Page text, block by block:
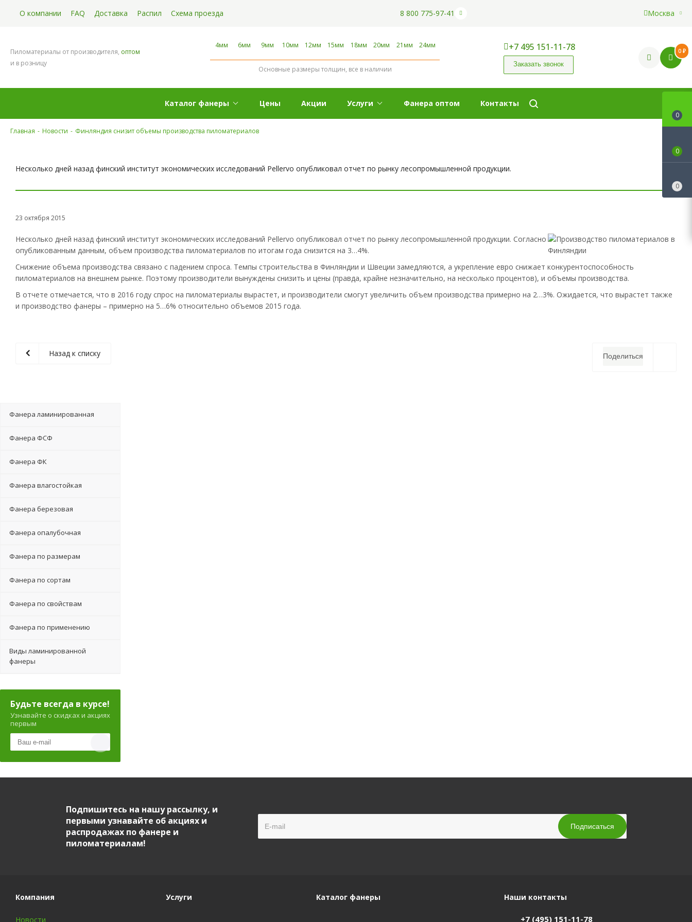
О компании FAQ Доставка Распил Схема проезда 8 800 775-97-41 Москва
Пиломатериалы от производителя, оптом
и в розницу
4мм 6мм 9мм 10мм 12мм 15мм 18мм 20мм 21мм 24мм
Основные размеры толщин, все в наличии
+7 495 151-11-78
Заказать звонок
0 ₽
Каталог фанеры Цены Акции Услуги Фанера оптом Контакты
Главная - Новости - Финляндия снизит объемы производства пиломатериалов
Несколько дней назад финский институт экономических исследований Pellervo опубликовал отчет по рынку лесопромышленной продукции.
23 октября 2015
Несколько дней назад финский институт экономических исследований Pellervo опубликовал отчет по рынку лесопромышленной продукции. Согласно
опубликованным данным, объем производства пиломатериалов по итогам года снизится на 3…4%.
Снижение объема производства связано с падением спроса. Темпы строительства в Финляндии и Швеции замедляются, а укрепление евро снижает конкурентоспособность
пиломатериалов на внешнем рынке. Поэтому производители вынуждены снизить и цены (правда, крайне незначительно, на несколько процентов), и объемы производства.
В отчете отмечается, что в 2016 году спрос на пиломатериалы вырастет, и производители смогут увеличить объем производства примерно на 2…3%. Ожидается, что вырастет также
и производство фанеры – примерно на 5…6% относительно объемов 2015 года.
Поделиться
Назад к списку
Фанера ламинированная
Фанера ФСФ
Фанера ФК
Фанера влагостойкая
Фанера березовая
Фанера опалубочная
Фанера по размерам
Фанера по сортам
Фанера по свойствам
Фанера по применению
Виды ламинированной
фанеры
Будьте всегда в курсе!
Узнавайте о скидках и акциях
первым
Подпишитесь на нашу рассылку, и
первыми узнавайте об акциях и
распродажах по фанере и
пиломатериалам!
Компания
Новости
Услуги Каталог фанеры Наши контакты
+7 (495) 151-11-78
0
0
0